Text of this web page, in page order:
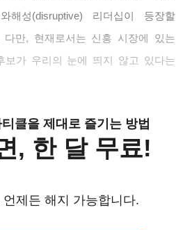
해성(disruptive) 리더십이 등장할
다만, 현재로서는 신흥 시장에 있는
보가 우리의 눈에 띄지 않고 있다는
클을 제대로 즐기는 방법
, 한 달 무료!
제든 해지 가능합니다.